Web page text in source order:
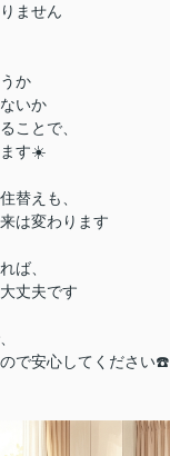
ません
か
いか
ことで、
ます☀️
替えも、
は変わります
ば、
丈夫です
で安心してください☎️